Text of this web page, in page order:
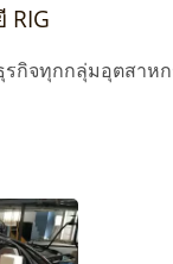
RIG
กิจทุกกลุ่มอุตสาห